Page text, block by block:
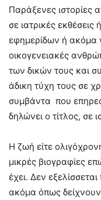
Παράξενες
σε ιατρικές
εφημερίδων ή ακόμα
οικογενειακές
των δικών τους και
άδικη τύχη τους σε
συμβάντα που
δηλώνει ο τίτλος, σε
Η ζωή είτε
μικρές βιογραφίες
έχει. Δεν
ακόμα όπως